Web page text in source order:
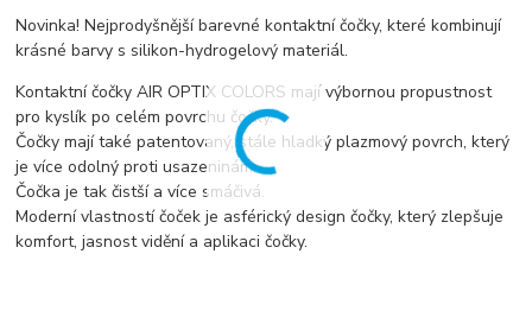
Novinka! Nejprodyšnější barevné kontaktní čočky, které kombinují
krásné barvy s silikon-hydrogelový materiál.
Kontaktní čočky AIR OPTIX COLORS mají výbornou propustnost
pro kyslík po celém povrchu čočky.
Čočky mají také patentovaný, stále hladký plazmový povrch, který
je více odolný proti usazeninám.
Čočka je tak čistší a více smáčivá.
Moderní vlastností čoček je asférický design čočky, který zlepšuje
komfort, jasnost vidění a aplikaci čočky.